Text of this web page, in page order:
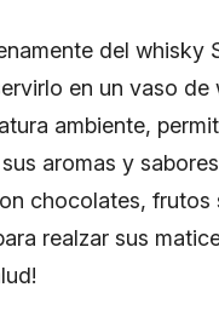
del whisky
en un vaso de
ambiente,
aromas y
chocolates, frutos
realzar sus